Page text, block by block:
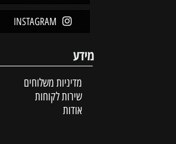
INSTAGRAM
מידע
מדיניות משלוחים
שירות לקוחות
אודות